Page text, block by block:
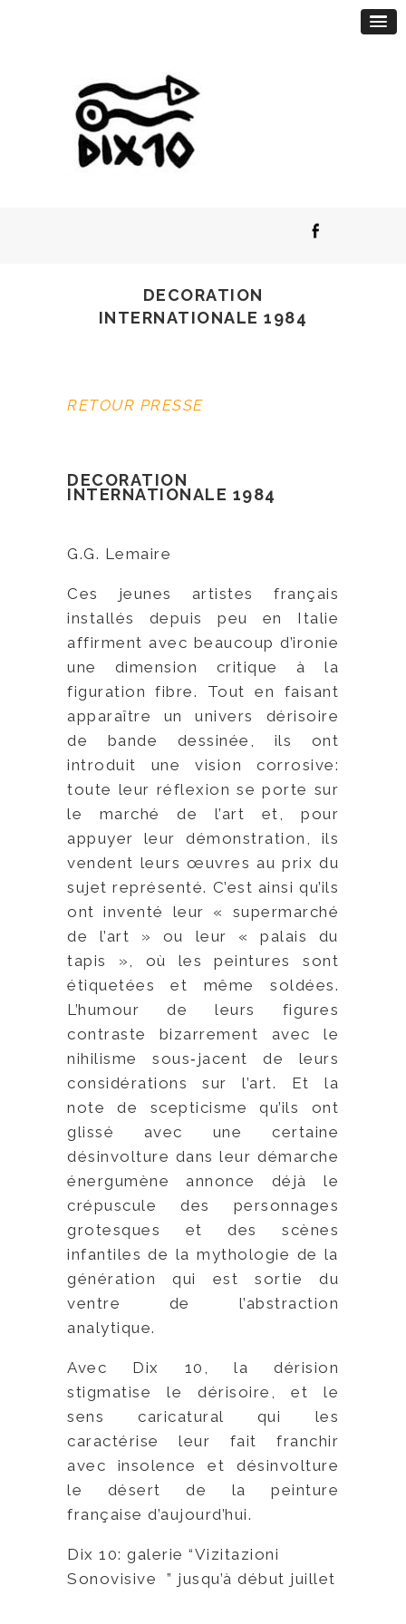
DECORATION
INTERNATIONALE 1984
RETOUR PRESSE
DECORATION
INTERNATIONALE 1984
G.G. Lemaire
Ces jeunes artistes français
installés depuis peu en Italie
affirment avec beaucoup d’ironie
une dimension critique à la
figuration fibre. Tout en faisant
apparaître un univers dérisoire
de bande dessinée, ils ont
introduit une vision corrosive:
toute leur réflexion se porte sur
le marché de l’art et, pour
appuyer leur démonstration, ils
vendent leurs œuvres au prix du
sujet représenté. C’est ainsi qu’ils
ont inventé leur « supermarché
de l’art » ou leur « palais du
tapis », où les peintures sont
étiquetées et même soldées.
L’humour de leurs figures
contraste bizarrement avec le
nihilisme sous‑jacent de leurs
considérations sur l’art. Et la
note de scepticisme qu’ils ont
glissé avec une certaine
désinvolture dans leur démarche
énergumène annonce déjà le
crépuscule des personnages
grotesques et des scènes
infantiles de la mythologie de la
génération qui est sortie du
ventre de l’abstraction
analytique.
Avec Dix 10, la dérision
stigmatise le dérisoire, et le
sens caricatural qui les
caractérise leur fait franchir
avec insolence et désinvolture
le désert de la peinture
française d’aujourd’hui.
Dix 10: galerie “Vizitazioni
Sonovisive ” jusqu’à début juillet